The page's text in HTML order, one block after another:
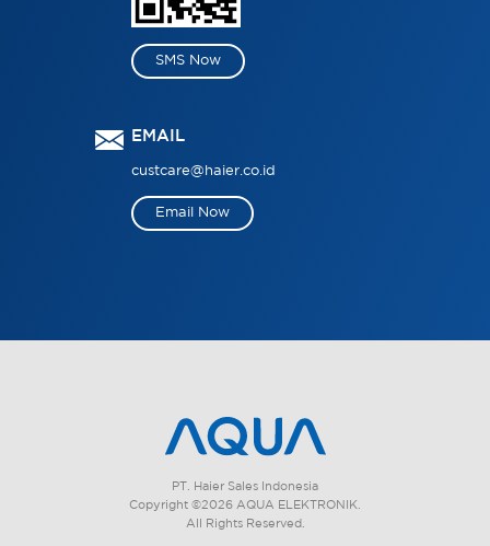
SMS Now
EMAIL
custcare@haier.co.id
Email Now
PT. Haier Sales Indonesia
Copyright ©2026 AQUA ELEKTRONIK.
All Rights Reserved.